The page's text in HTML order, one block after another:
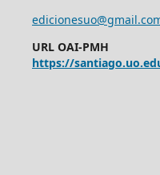
URL OAI-PMH
https://